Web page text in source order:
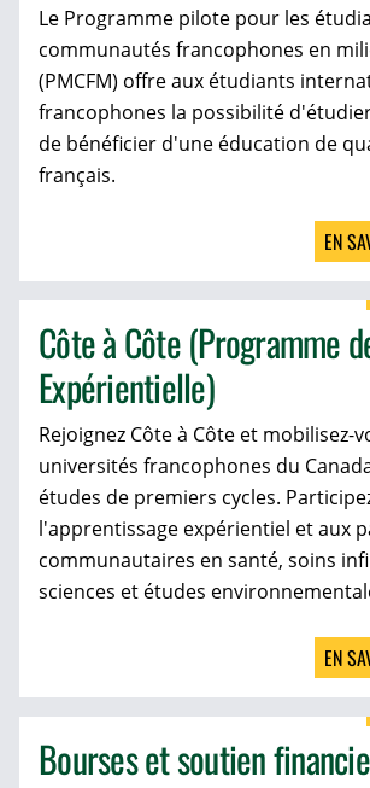
Le Programme pilote pour les
communautés francophones en
(PMCFM) offre aux étudiants
francophones la possibilité
de bénéficier d'une éducation de
français.
EN
Côte à Côte (Programme
Expérientielle)
Rejoignez Côte à Côte et mobilisez-
universités francophones du
études de premiers cycles.
l'apprentissage expérientiel et aux
communautaires en santé, soins
sciences et études
EN
Bourses et soutien